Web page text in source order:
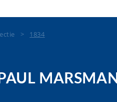
> 1834
MARSMAN